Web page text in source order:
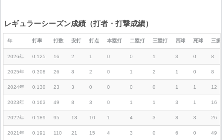
レギュラーシーズン成績（打者・打撃成績）
年 打率 打数 安打 打点 本塁打 二塁打 三塁打 四球 死球 三振
2026年 0.125 16 2 1 0 0 1 3 0 8
2025年 0.308 26 8 2 0 1 2 1 0 8
2024年 0.130 23 3 0 0 0 0 1 1 12
2023年 0.163 49 8 3 0 1 1 3 1 16
2022年 0.189 95 18 10 1 4 3 8 3 26
2021年 0.191 110 21 15 4 3 0 6 0 49